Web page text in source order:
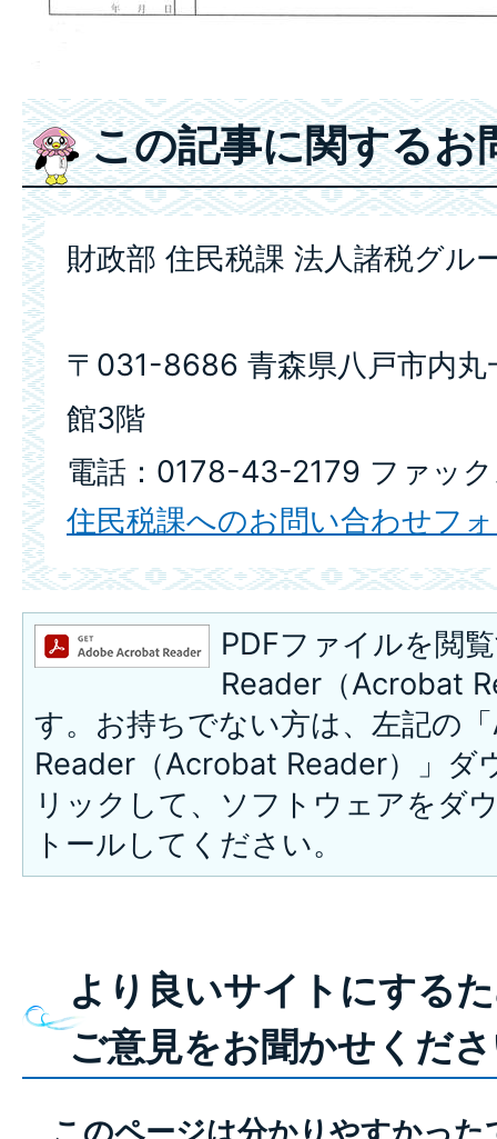
この記事に関するお
財政部 住民税課 法人諸税グル
〒031-8686 青森県八戸市内丸
館3階
電話：0178-43-2179 ファッ
住民税課へのお問い合わせフ
PDFファイルを閲
Reader（Acrobat
す。お持ちでない方は、左記の
Reader（Acrobat Reader）」ダ
リックして、ソフトウェアをダ
トールしてください。
より良いサイトにする
ご意見をお聞かせくだ
このページは分かりやすかっ